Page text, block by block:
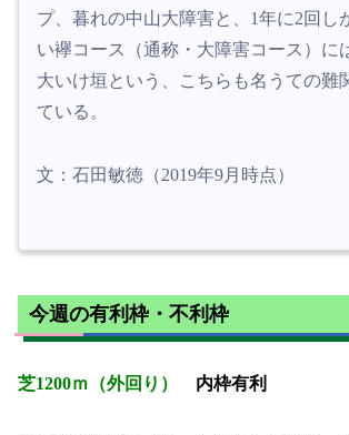
プ、暮れの中山大障害と、1年に2回し
い襷コース（通称・大障害コース）に
大いけ垣という、こちらも名うての難
ている。
文：石田敏徳（2019年9月時点）
今週の有利枠・不利枠
芝1200ｍ（外回り） 内枠有利